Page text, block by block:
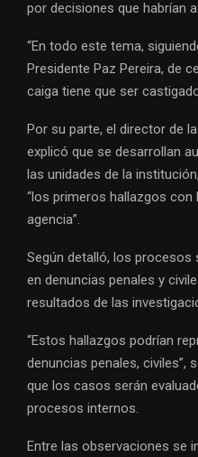
por decisiones que habrían
“En todo este tema,
Presidente Paz Pereira, de
caiga tiene que ser
Por su parte, el director de
explicó que se desarrollan
las unidades de la
“los primeros hallazgos
agencia”.
Según detalló, los
en denuncias penales y
resultados de las
“Estos hallazgos podrían
denuncias penales, civiles”,
que los casos serán
procesos internos.
Entre las observaciones se